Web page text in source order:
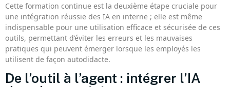
Cette formation continue est la deuxième étape cruciale pour
une intégration réussie des IA en interne ; elle est même
indispensable pour une utilisation efficace et sécurisée de ces
outils, permettant d’éviter les erreurs et les mauvaises
pratiques qui peuvent émerger lorsque les employés les
utilisent de façon autodidacte.
De l’outil à l’agent : intégrer l’IA